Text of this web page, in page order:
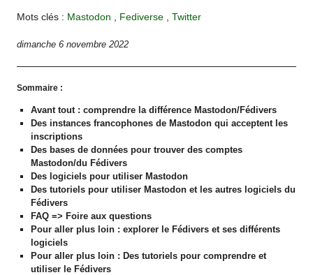
Mots clés : Mastodon Fediverse ,Twitter
dimanche 6 novembre 2022
Sommaire :
Avant tout : comprendre la différence Mastodon/Fédivers
Des instances francophones de Mastodon qui acceptent les
inscriptions
Des bases de données pour trouver des comptes
Mastodon/du Fédivers
Des logiciels pour utiliser Mastodon
Des tutoriels pour utiliser Mastodon et les autres logiciels du
Fédivers
FAQ => Foire aux questions
Pour aller plus loin : explorer le Fédivers et ses différents
logiciels
Pour aller plus loin : Des tutoriels pour comprendre et
utiliser le Fédivers